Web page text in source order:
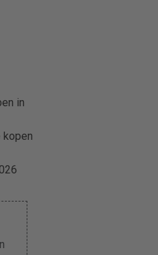
in
kopen